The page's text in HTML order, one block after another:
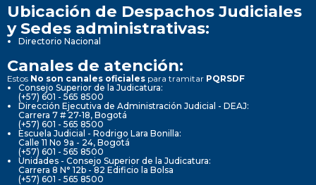
Ubicación de Despachos Judiciales
y Sedes administrativas:
Directorio Nacional
Canales de atención:
Estos No son canales oficiales para tramitar PQRSDF
Consejo Superior de la Judicatura:
(+57) 601 - 565 8500
Dirección Ejecutiva de Administración Judicial - DEAJ:
Carrera 7 # 27-18, Bogotá
(+57) 601 - 565 8500
Escuela Judicial - Rodrigo Lara Bonilla:
Calle 11 No 9a - 24, Bogotá
(+57) 601 - 565 8500
Unidades - Consejo Superior de la Judicatura:
Carrera 8 N° 12b - 82 Edificio la Bolsa
(+57) 601 - 565 8500